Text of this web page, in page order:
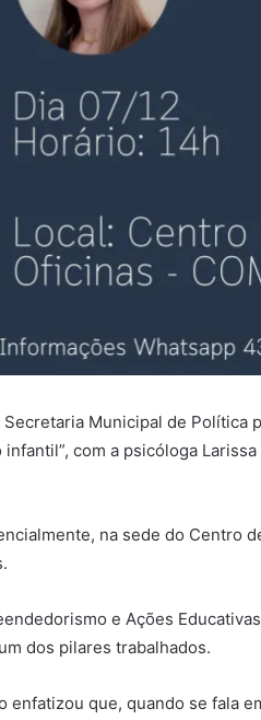
Municipal de Política
com a psicóloga
na sede do Centro
e Ações
dos pilares trabalhados.
enfatizou que, quando se fala